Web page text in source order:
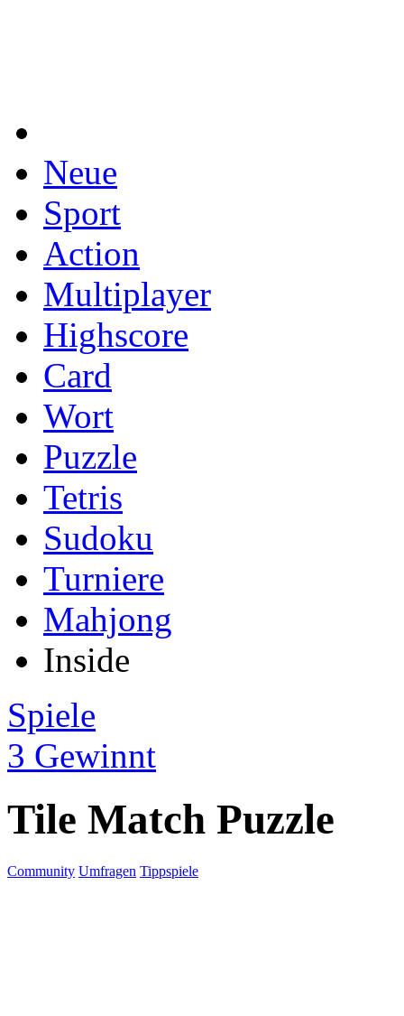
Neue
Sport
Action
Multiplayer
Highscore
Card
Wort
Puzzle
Tetris
Sudoku
Turniere
Mahjong
Inside
Spiele
3 Gewinnt
Tile Match Puzzle
Community Umfragen Tippspiele